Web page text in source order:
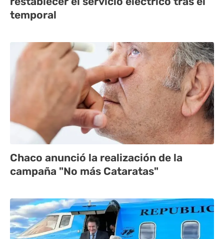
temporal
Chaco anunció la realización de la
campaña "No más Cataratas"